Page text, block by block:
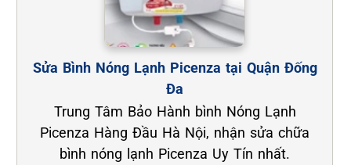
Sửa Bình Nóng Lạnh Picenza tại Quận Đống
Đa
Trung Tâm Bảo Hành bình Nóng Lạnh
Picenza Hàng Đầu Hà Nội, nhận sửa chữa
bình nóng lạnh Picenza Uy Tín nhất.